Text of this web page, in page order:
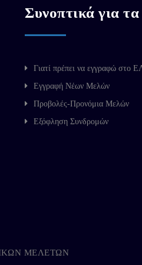
Συνοπτικά για
Γιατί πρέπει να εγγραφώ στο
Εγγραφή Νέων Μελών
Προβολές-Προνόμια Μελών
Εξόφληση Συνδρομών
ΜΕΛΕΤΩΝ